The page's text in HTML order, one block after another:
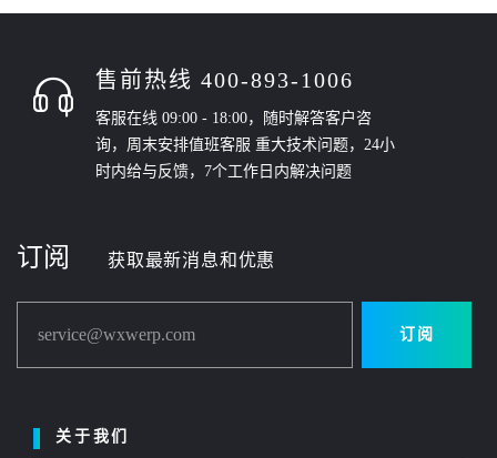
售前热线 400-893-1006
客服在线 09:00 - 18:00，随时解答客户咨
询，周末安排值班客服 重大技术问题，24小
时内给与反馈，7个工作日内解决问题
订阅 获取最新消息和优惠
service@wxwerp.com 订阅
关于我们